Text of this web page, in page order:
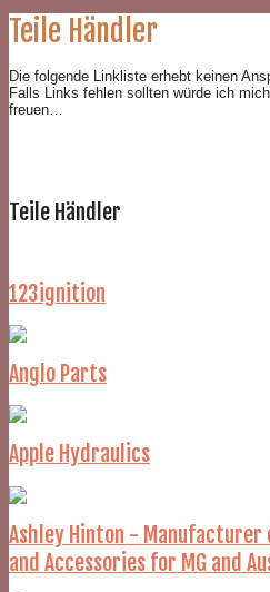
Teile Händler
Die folgende Linkliste erhebt keinen
Falls Links fehlen sollten würde ich
freuen…
Teile Händler
123ignition
Anglo Parts
Apple Hydraulics
Ashley Hinton - Manufacturer
and Accessories for MG and